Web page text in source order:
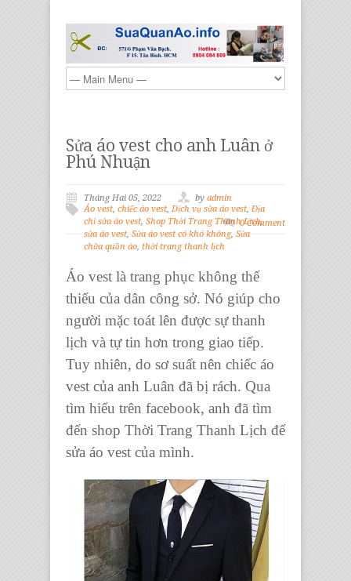
Sửa áo vest cho anh Luân ở
Phú Nhuận
Tháng Hai 05, 2022 by admin
Áo vest, chiếc áo vest, Dịch vụ sửa áo vest, Địa
chỉ sửa áo vest, Shop Thời Trang Thanh Lịch,
sửa áo vest, Sửa áo vest có khó không, Sửa
chữa quần áo, thời trang thanh lịch
0 Comment
Áo vest là trang phục không thế
thiếu của dân công sở. Nó giúp cho
người mặc toát lên được sự thanh
lịch và tự tin hơn trong giao tiếp.
Tuy nhiên, do sơ suất nên chiếc áo
vest của anh Luân đã bị rách. Qua
tìm hiểu trên facebook, anh đã tìm
đến shop Thời Trang Thanh Lịch để
sửa áo vest của mình.